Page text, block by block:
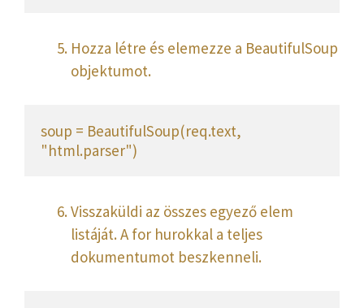
Hozza létre és elemezze a BeautifulSoup
objektumot.
soup = BeautifulSoup(req.text,
"html.parser")
Visszaküldi az összes egyező elem
listáját. A for hurokkal a teljes
dokumentumot beszkenneli.